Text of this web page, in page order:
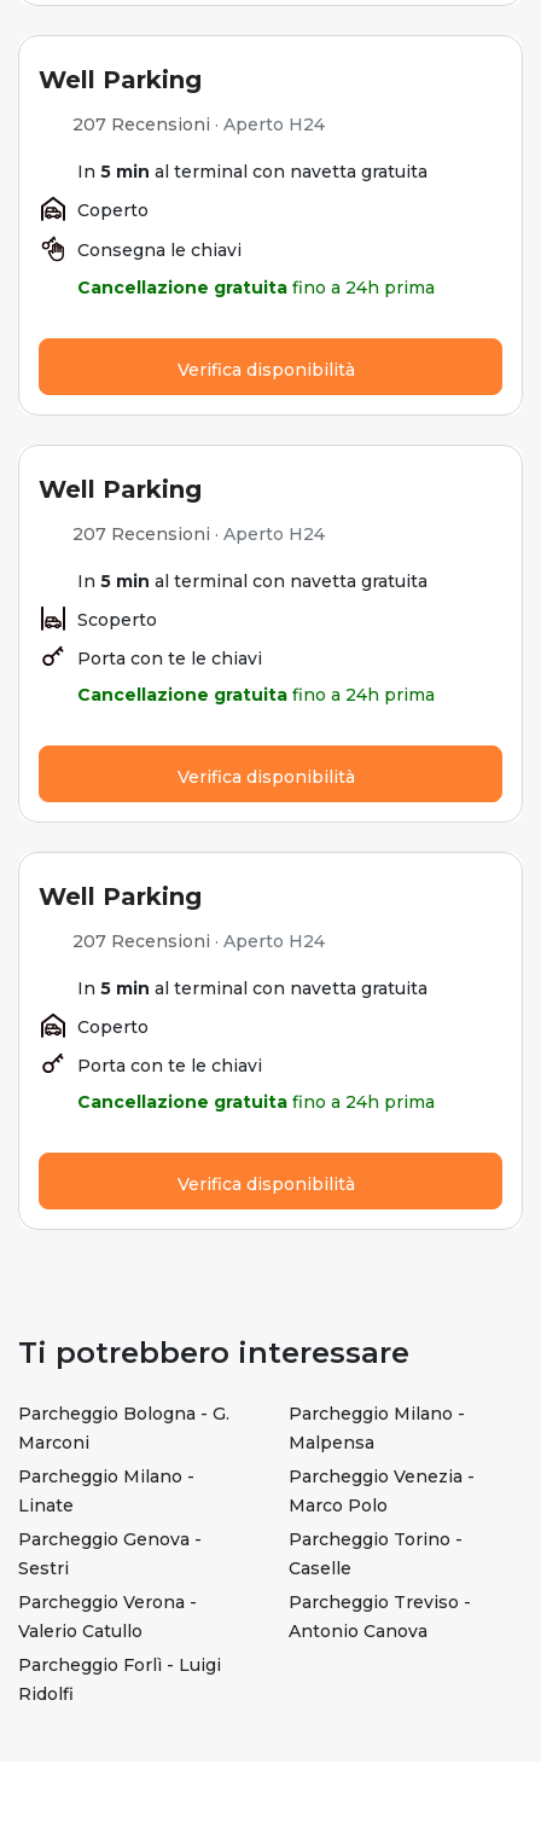
Well Parking
207 Recensioni · Aperto H24
In 5 min al terminal con navetta gratuita
Coperto
Consegna le chiavi
Cancellazione gratuita fino a 24h prima
Verifica disponibilità
Well Parking
207 Recensioni · Aperto H24
In 5 min al terminal con navetta gratuita
Scoperto
Porta con te le chiavi
Cancellazione gratuita fino a 24h prima
Verifica disponibilità
Well Parking
207 Recensioni · Aperto H24
In 5 min al terminal con navetta gratuita
Coperto
Porta con te le chiavi
Cancellazione gratuita fino a 24h prima
Verifica disponibilità
Ti potrebbero interessare
Parcheggio Bologna - G.
Marconi
Parcheggio Milano -
Malpensa
Parcheggio Milano -
Linate
Parcheggio Venezia -
Marco Polo
Parcheggio Genova -
Sestri
Parcheggio Torino -
Caselle
Parcheggio Verona -
Valerio Catullo
Parcheggio Treviso -
Antonio Canova
Parcheggio Forlì - Luigi
Ridolfi